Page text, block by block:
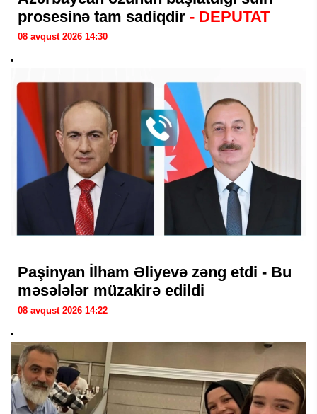
prosesinə tam sadiqdir - DEPUTAT
08 avqust 2026 14:30
Paşinyan İlham Əliyevə zəng etdi - Bu
məsələlər müzakirə edildi
08 avqust 2026 14:22